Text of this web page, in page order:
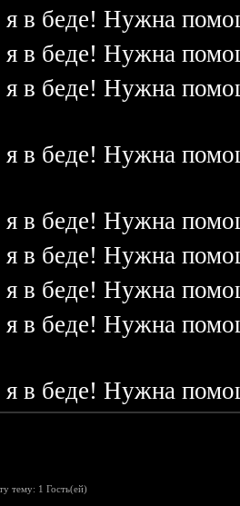
я в беде! Нужна
я в беде! Нужна
я в беде! Нужна
я в беде! Нужна
я в беде! Нужна
я в беде! Нужна
я в беде! Нужна
я в беде! Нужна
я в беде! Нужна
тему: 1 Гость(ей)